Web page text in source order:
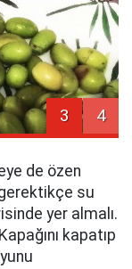
3 4
de özen
su
yer almalı.
kapatıp